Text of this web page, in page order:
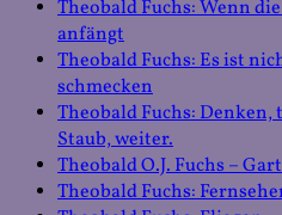
Theobald Fuchs: Wenn
anfängt
Theobald Fuchs: Es ist
schmecken
Theobald Fuchs:
Staub, weiter.
Theobald O.J. Fuchs –
Theobald Fuchs: